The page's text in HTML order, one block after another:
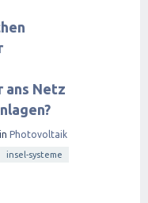
ans Netz
in Photovoltaik
insel-systeme